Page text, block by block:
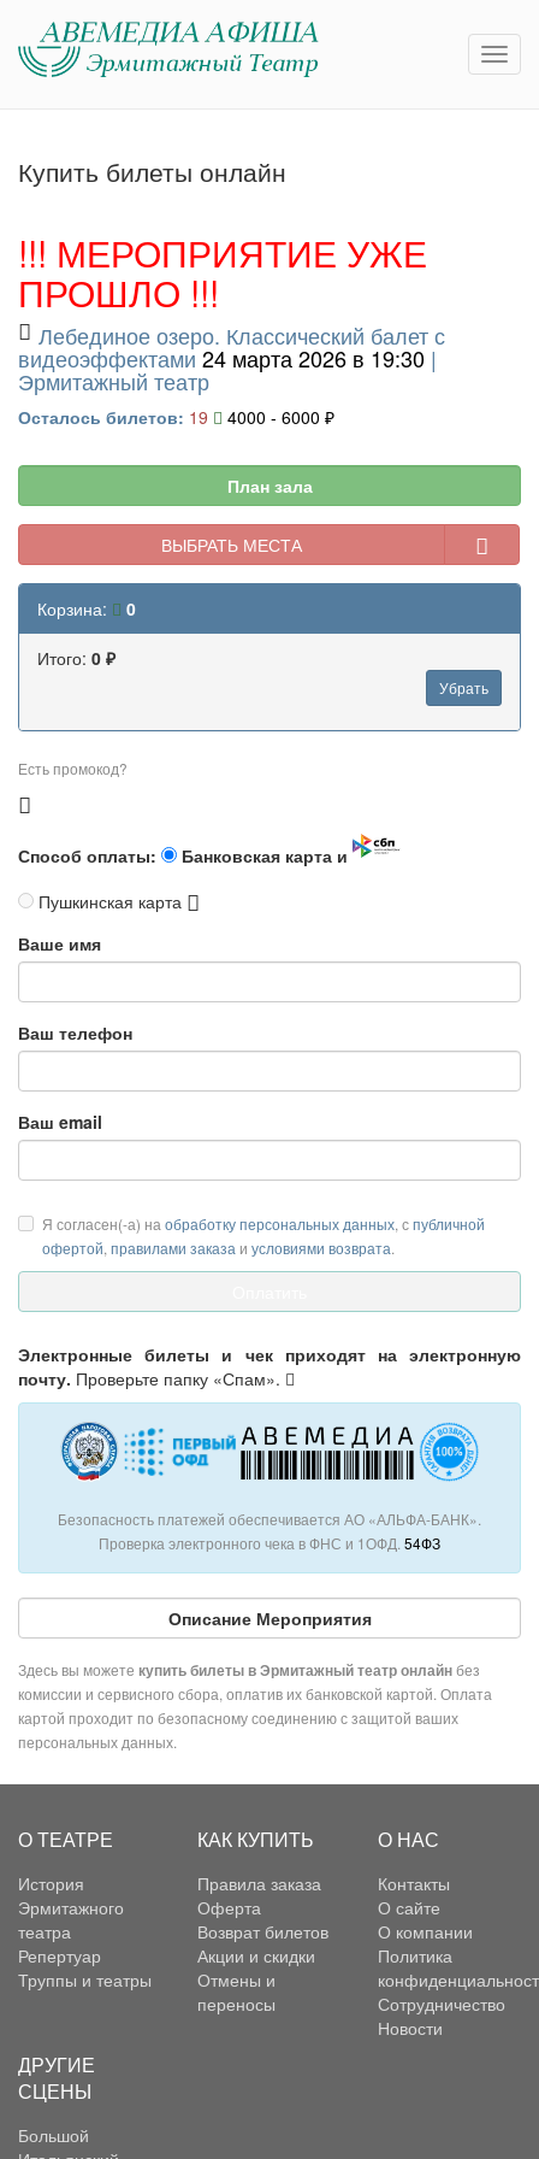
Купить билеты онлайн
!!! МЕРОПРИЯТИЕ УЖЕ
ПРОШЛО !!!
Лебединое озеро. Классический балет с
видеоэффектами 24 марта 2026 в 19:30 |
Эрмитажный театр
Осталось билетов: 19 4000 - 6000 ₽
План зала
ВЫБРАТЬ МЕСТА
Корзина: 0
Итого: 0 ₽
Убрать
Есть промокод?
Способ оплаты:
Банковская карта и
Пушкинская карта
Ваше имя
Ваш телефон
Ваш email
Я согласен(-а) на обработку персональных данных, спубличной
офертой, правилами заказа и условиями возврата.
Электронные билеты и чек приходят на электронную
почту. Проверьте папку «Спам».
Безопасность платежей обеспечивается АО «АЛЬФА-БАНК».
Проверка электронного чека в ФНС и 1ОФД. 54ФЗ
Описание Мероприятия
Здесь вы можете купить билеты в Эрмитажный театр онлайнбез
комиссии и сервисного сбора, оплатив их банковской картой. Оплата
картой проходит по безопасному соединению с защитой ваших
персональных данных.
О ТЕАТРЕ
История
Эрмитажного
театра
Репертуар
Труппы и театры
КАК КУПИТЬ
Правила заказа
Оферта
Возврат билетов
Акции и скидки
Отмены и
переносы
О НАС
Контакты
О сайте
О компании
Политика
Сотрудничество
Новости
ДРУГИЕ
СЦЕНЫ
Большой